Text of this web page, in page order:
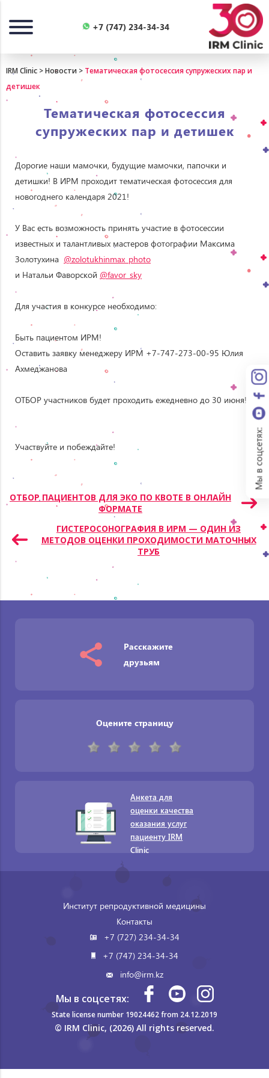
+7 (747) 234-34-34
IRM Clinic >Новости > Тематическая фотосессия супружеских пар и
детишек
Тематическая фотосессия
супружеских пар и детишек
Дорогие наши мамочки, будущие мамочки, папочки и
детишки! В ИРМ проходит тематическая фотосессия для
новогоднего календаря 2021!⠀
У Вас есть возможность принять участие в фотосессии
известных и талантливых мастеров фотографии Максима
Золотухина @zolotukhinmax_photo
и Натальи Фаворской @favor_sky
⠀
Для участия в конкурсе необходимо:⠀
Быть пациентом ИРМ!
Оставить заявку менеджеру ИРМ +7-747-273-00-95 Юлия
Ахмеджанова
ОТБОР участников будет проходить ежедневно до 30 июня!!!
⠀
Участвуйте и побеждайте!⠀
Навигация
ОТБОР ПАЦИЕНТОВ ДЛЯ ЭКО ПО КВОТЕ В ОНЛАЙН
ФОРМАТЕ
ГИСТЕРОСОНОГРАФИЯ В ИРМ — ОДИН ИЗ
МЕТОДОВ ОЦЕНКИ ПРОХОДИМОСТИ МАТОЧНЫХ
ТРУБ
Расскажите
друзьям
Оцените страницу
Анкета для
оценки качества
оказания услуг
пациенту IRM
Clinic
Институт репродуктивной медицины
Контакты
+7 (727) 234-34-34
+7 (747) 234-34-34
info@irm.kz
Мы в соцсетях:
State license number 19024462 from 24.12.2019
© IRM Clinic, (2026) All rights reserved.
Мы в соцсетях: